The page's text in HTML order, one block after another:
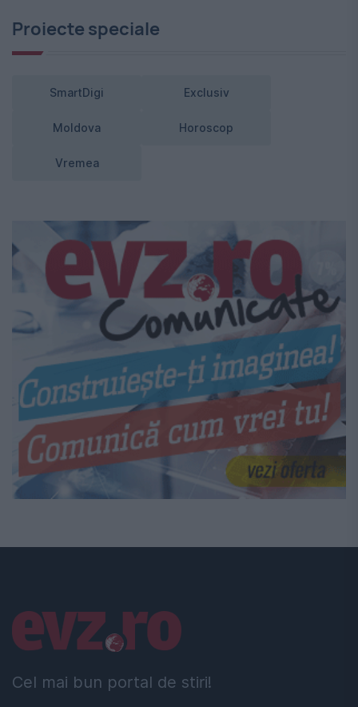
Proiecte speciale
SmartDigi Exclusiv
Moldova Horoscop
Vremea
Cel mai bun portal de stiri!
Linkuri utile